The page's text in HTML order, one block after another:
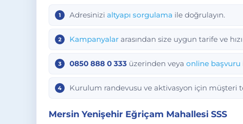
Adresinizi altyapı sorgulama ile doğrulayın.
Kampanyalar arasından size uygun tarife ve
0850 888 0 333 üzerinden veya online başvuru
Kurulum randevusu ve aktivasyon için müşteri
Mersin Yenişehir Eğriçam Mahallesi SSS